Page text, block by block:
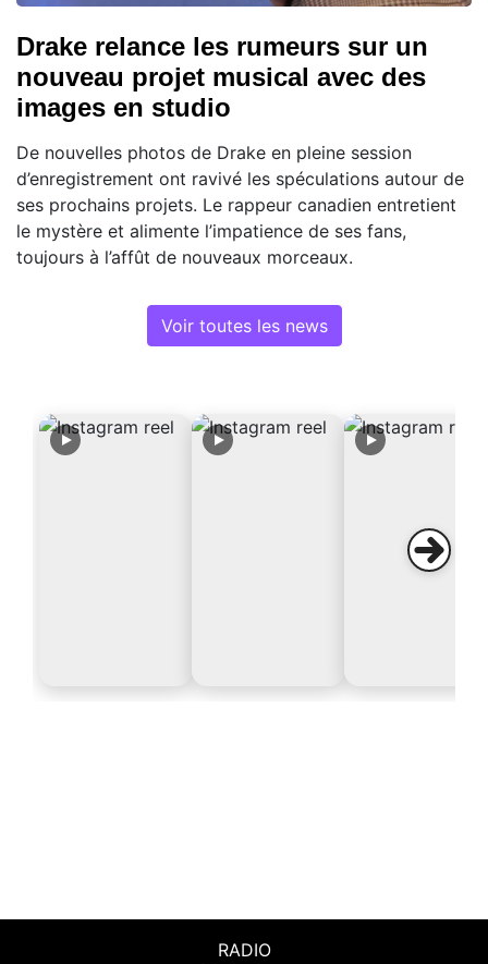
Drake relance les rumeurs sur un
nouveau projet musical avec des
images en studio
De nouvelles photos de Drake en pleine session
d’enregistrement ont ravivé les spéculations autour de
ses prochains projets. Le rappeur canadien entretient
le mystère et alimente l’impatience de ses fans,
toujours à l’affût de nouveaux morceaux.
Voir toutes les news
RADIO